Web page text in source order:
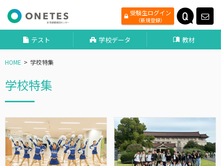
受験生ログイン
（新規登録）
テスト 学校データ 教材
HOME 学校特集
学校特集